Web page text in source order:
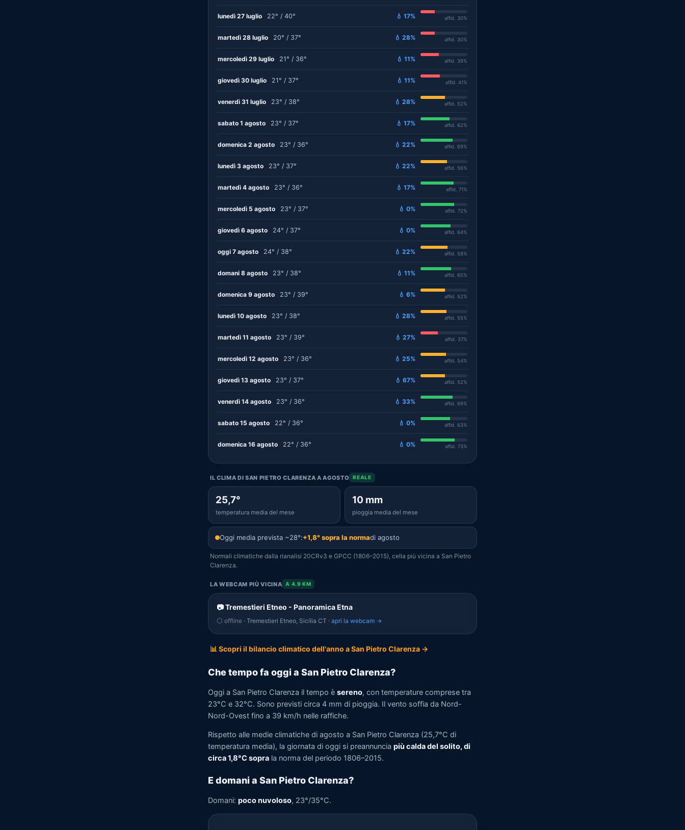
lunedì 27 luglio 22° / 40° 💧 17% affid. 30%
martedì 28 luglio 20° / 37° 💧 28% affid. 30%
mercoledì 29 luglio 21° / 36° 💧 11% affid. 39%
giovedì 30 luglio 21° / 37° 💧 11% affid. 41%
venerdì 31 luglio 23° / 38° 💧 28% affid. 52%
sabato 1 agosto 23° / 37° 💧 17% affid. 62%
domenica 2 agosto 23° / 36° 💧 22% affid. 69%
lunedì 3 agosto 23° / 37° 💧 22% affid. 56%
martedì 4 agosto 23° / 36° 💧 17% affid. 71%
mercoledì 5 agosto 23° / 37° 💧 0% affid. 72%
giovedì 6 agosto 24° / 37° 💧 0% affid. 64%
oggi 7 agosto 24° / 38° 💧 22% affid. 58%
domani 8 agosto 23° / 38° 💧 11% affid. 65%
domenica 9 agosto 23° / 39° 💧 6% affid. 52%
lunedì 10 agosto 23° / 38° 💧 28% affid. 55%
martedì 11 agosto 23° / 39° 💧 27% affid. 37%
mercoledì 12 agosto 23° / 36° 💧 25% affid. 54%
giovedì 13 agosto 23° / 37° 💧 67% affid. 52%
venerdì 14 agosto 23° / 36° 💧 33% affid. 69%
sabato 15 agosto 22° / 36° 💧 0% affid. 63%
domenica 16 agosto 22° / 36° 💧 0% affid. 73%
IL CLIMA DI SAN PIETRO CLARENZA A AGOSTO REALE
25,7°
temperatura media del mese
10 mm
pioggia media del mese
Oggi media prevista ~28°:+1,8° sopra la normadi agosto
Normali climatiche dalla rianalisi 20CRv3 e GPCC (1806–2015), cella più vicina a San Pietro
Clarenza.
LA WEBCAM PIÙ VICINA A 4.9 KM
📷 Tremestieri Etneo - Panoramica Etna
⚪ offline · Tremestieri Etneo, Sicilia CT · apri la webcam →
📊 Scopri il bilancio climatico dell'anno a San Pietro Clarenza →
Che tempo fa oggi a San Pietro Clarenza?
Oggi a San Pietro Clarenza il tempo è sereno, con temperature comprese tra
23°C e 32°C. Sono previsti circa 4 mm di pioggia. Il vento soffia da Nord-
Nord-Ovest fino a 39 km/h nelle raffiche.
Rispetto alle medie climatiche di agosto a San Pietro Clarenza (25,7°C di
temperatura media), la giornata di oggi si preannuncia più calda del solito, di
circa 1,8°C sopra la norma del periodo 1806–2015.
E domani a San Pietro Clarenza?
Domani: poco nuvoloso, 23°/35°C.